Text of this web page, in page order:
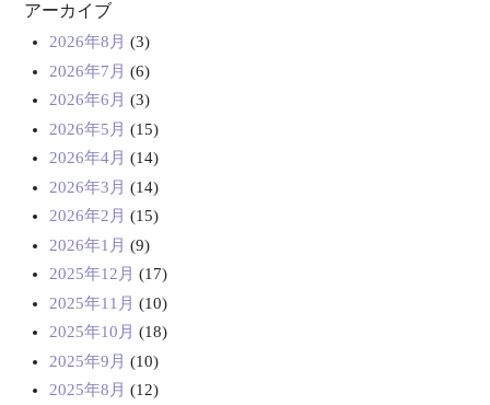
アーカイブ
2026年8月 (3)
2026年7月 (6)
2026年6月 (3)
2026年5月 (15)
2026年4月 (14)
2026年3月 (14)
2026年2月 (15)
2026年1月 (9)
2025年12月 (17)
2025年11月 (10)
2025年10月 (18)
2025年9月 (10)
2025年8月 (12)